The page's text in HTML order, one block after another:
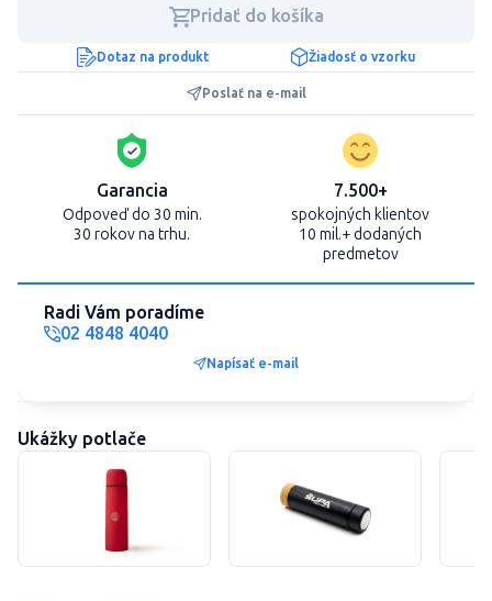
Pridať do košíka
Dotaz na produkt Žiadosť o vzorku
Poslať na e-mail
Garancia
Odpoveď do 30 min.
30 rokov na trhu.
7.500+
spokojných klientov
10 mil.+ dodaných
predmetov
Radi Vám poradíme
02 4848 4040
Napísať e-mail
Ukážky potlače